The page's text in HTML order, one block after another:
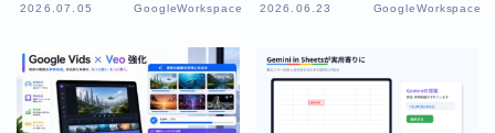
2026.07.05 GoogleWorkspace 2026.06.23 GoogleWorkspace